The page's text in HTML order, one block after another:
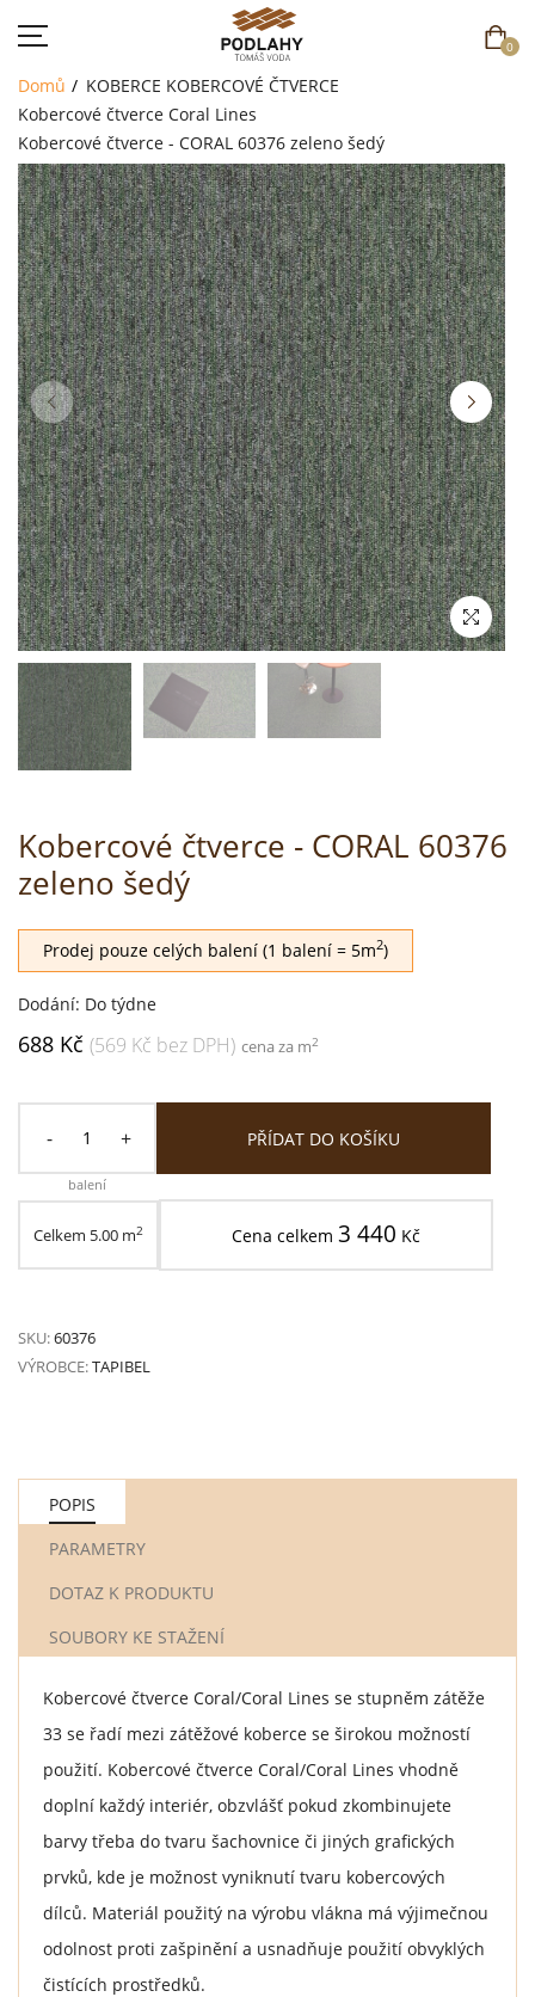
0
DOMŮ
SORTIMENT
AKCE
CENÍK
REFERENCE
SOUTĚŽ
KONTAKT
Domů KOBERCE KOBERCOVÉ ČTVERCE
Kobercové čtverce Coral Lines
Kobercové čtverce - CORAL 60376 zeleno šedý
Kobercové čtverce - CORAL 60376
zeleno šedý
Prodej pouze celých balení (1 balení = 5m2)
Dodání: Do týdne
688 Kč (569 Kč bez DPH) cena za m2
- +
balení
PŘÍDAT DO KOŠÍKU
Celkem 5.00 m2 Cena celkem 3 440 Kč
SKU:60376
VÝROBCE:TAPIBEL
POPIS
PARAMETRY
DOTAZ K PRODUKTU
SOUBORY KE STAŽENÍ
Kobercové čtverce Coral/Coral Lines se stupněm zátěže
33 se řadí mezi zátěžové koberce se širokou možností
použití. Kobercové čtverce Coral/Coral Lines vhodně
doplní každý interiér, obzvlášť pokud zkombinujete
barvy třeba do tvaru šachovnice či jiných grafických
prvků, kde je možnost vyniknutí tvaru kobercových
dílců. Materiál použitý na výrobu vlákna má výjimečnou
odolnost proti zašpinění a usnadňuje použití obvyklých
čistících prostředků.